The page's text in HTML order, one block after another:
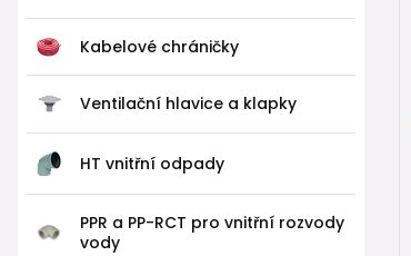
Kabelové chráničky
Ventilační hlavice a klapky
HT vnitřní odpady
PPR a PP-RCT pro vnitřní rozvody
vody